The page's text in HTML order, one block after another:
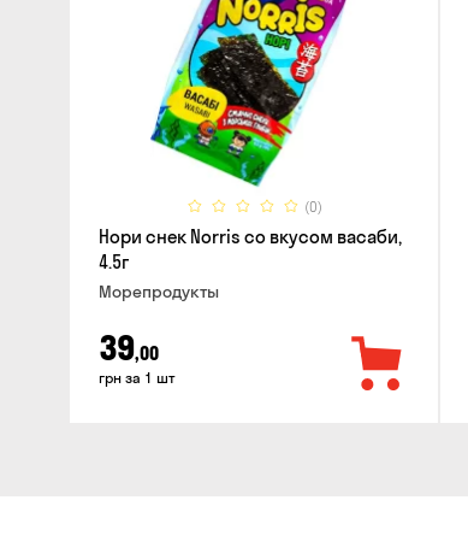
(0)
Нори снек Norris со вкусом васаби,
4.5г
Морепродукты
39,00
грн за 1 шт